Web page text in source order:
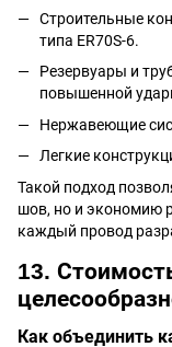
Строительные
типа ER70S-6.
Резервуары и
повышенной
Нержавеющие
Легкие
Такой подход
шов, но и экономию
каждый провод
13.
Как объединить